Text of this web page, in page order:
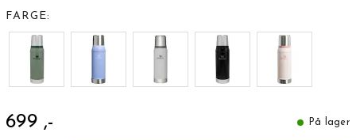
FARGE:
699 ,- På lager